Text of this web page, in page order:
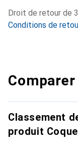
Droit de retour de
Conditions de
Classement
produit